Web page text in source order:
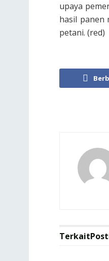
upaya
hasil panen
petani. (red)
Terkait